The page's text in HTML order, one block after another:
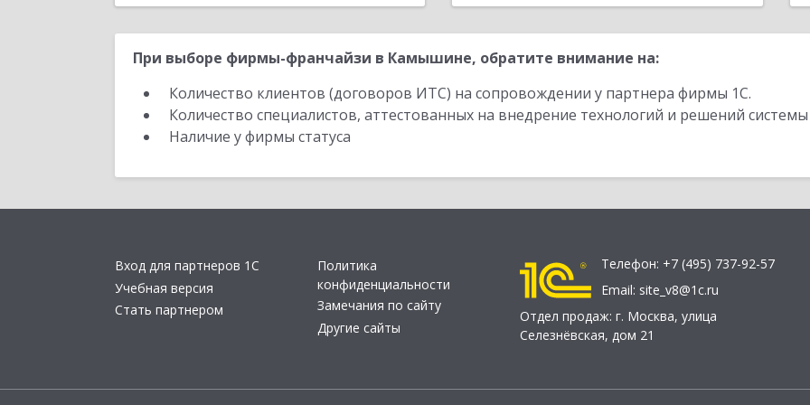
При выборе фирмы-франчайзи в Камышине, обратите внимание на:
Количество клиентов (договоров ИТС) на сопровождении у партнера фирмы 1С.
Количество специалистов, аттестованных на внедрение технологий и решений
Наличие у фирмы статуса
Вход для партнеров 1С
Учебная версия
Стать партнером
Политика
конфиденциальности
Замечания по сайту
Другие сайты
Телефон: +7 (495) 737-92-57
Email: site_v8@1c.ru
Отдел продаж: г. Москва, улица
Селезнёвская, дом 21